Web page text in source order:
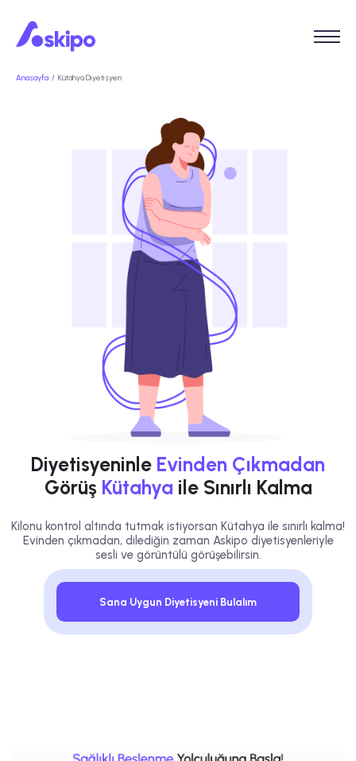
Anasayfa Kütahya Diyetisyen
Diyetisyeninle Evinden Çıkmadan
Görüş Kütahya ile Sınırlı Kalma
Kilonu kontrol altında tutmak istiyorsan Kütahya ile sınırlı kalma!
Evinden çıkmadan, dilediğin zaman Askipo diyetisyenleriyle
sesli ve görüntülü görüşebilirsin.
Sana Uygun Diyetisyeni Bulalım